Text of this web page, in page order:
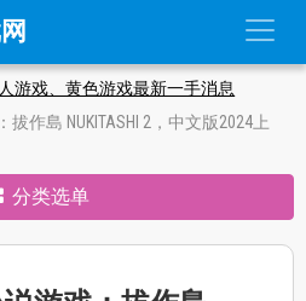
游戏、黄色游戏最新一手消息
作島 NUKITASHI 2，中文版2024上
分类选单